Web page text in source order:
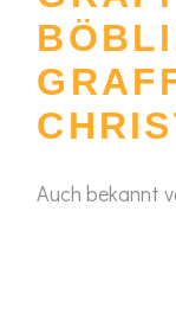
Auch bekannt